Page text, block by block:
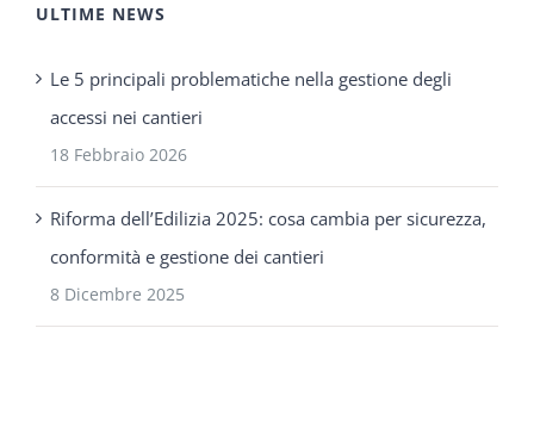
ULTIME NEWS
Le 5 principali problematiche nella gestione degli
accessi nei cantieri
18 Febbraio 2026
Riforma dell’Edilizia 2025: cosa cambia per sicurezza,
conformità e gestione dei cantieri
8 Dicembre 2025